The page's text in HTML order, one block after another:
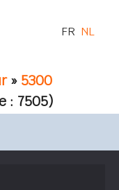
» 5300
: 7505)
FR NL